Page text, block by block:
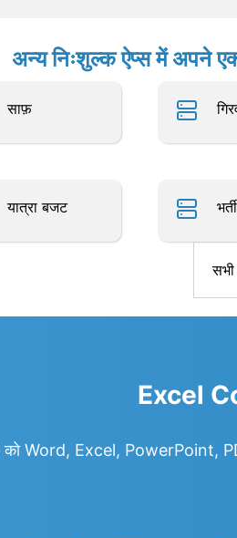
अन्य निःशुल्क ऐप्स में अपने
साफ़
यात्रा बजट भर्ती
Excel
को Word, Excel, PowerPoint,